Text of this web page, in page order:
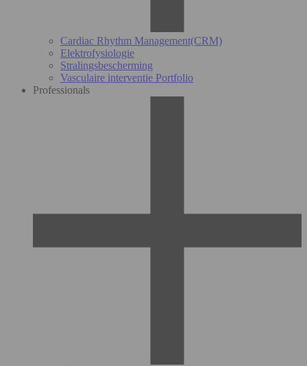
Cardiac Rhythm Management(CRM)
Elektrofysiologie
Stralingsbescherming
Vasculaire interventie Portfolio
Professionals